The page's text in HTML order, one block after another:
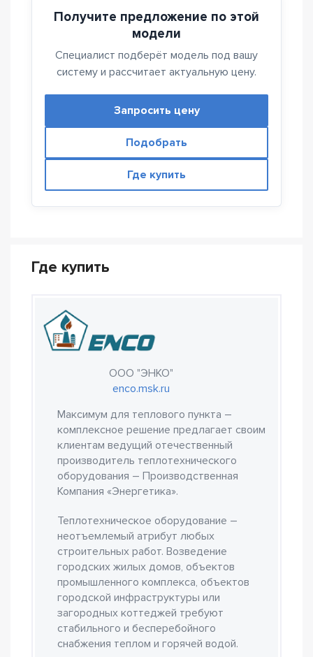
Получите предложение по этой
модели
Специалист подберёт модель под вашу
систему и рассчитает актуальную цену.
Запросить цену
Подобрать
Где купить
Где купить
ООО "ЭНКО"
enco.msk.ru
Максимум для теплового пункта –
комплексное решение предлагает своим
клиентам ведущий отечественный
производитель теплотехнического
оборудования – Производственная
Компания «Энергетика».
Теплотехническое оборудование –
неотъемлемый атрибут любых
строительных работ. Возведение
городских жилых домов, объектов
промышленного комплекса, объектов
городской инфраструктуры или
загородных коттеджей требуют
стабильного и бесперебойного
снабжения теплом и горячей водой.